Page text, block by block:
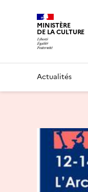
MINISTÈRE
DE LA CULTURE
Actualités